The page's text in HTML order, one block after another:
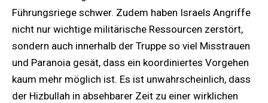
Führungsriege schwer. Zudem haben Israels Angriffe
nicht nur wichtige militärische Ressourcen zerstört,
sondern auch innerhalb der Truppe so viel Misstrauen
und Paranoia gesät, dass ein koordiniertes Vorgehen
kaum mehr möglich ist. Es ist unwahrscheinlich, dass
der Hizbullah in absehbarer Zeit zu einer wirklichen